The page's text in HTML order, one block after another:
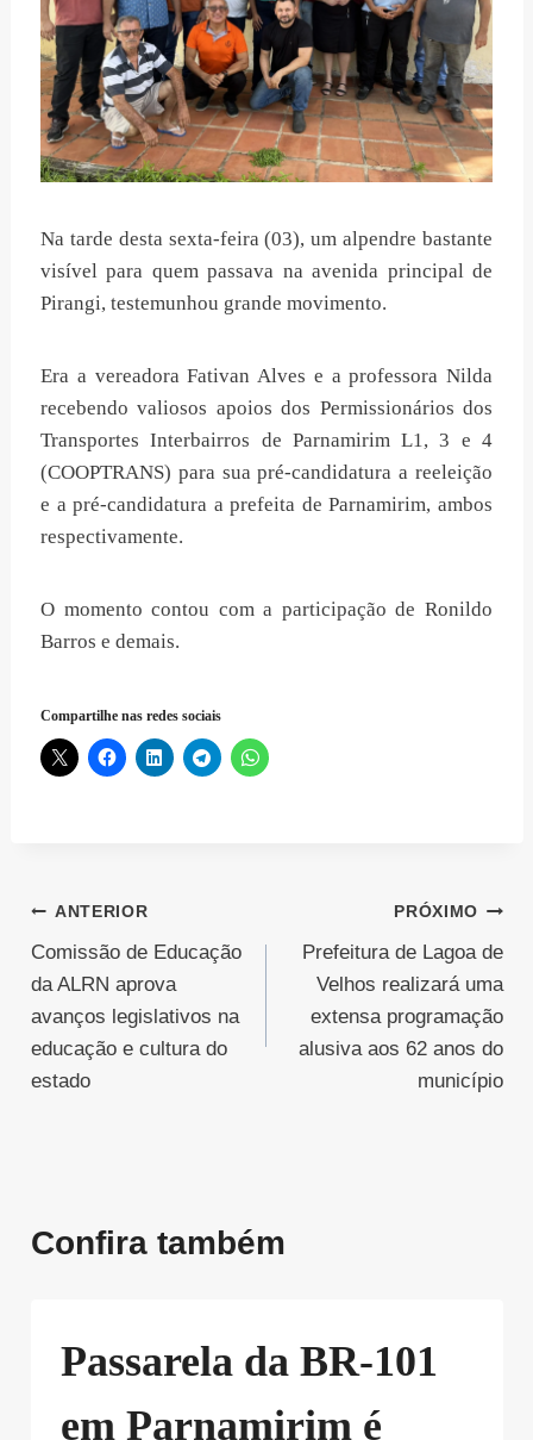
Na tarde desta sexta-feira (03), um alpendre bastante
visível para quem passava na avenida principal de
Pirangi, testemunhou grande movimento.
Era a vereadora Fativan Alves e a professora Nilda
recebendo valiosos apoios dos Permissionários dos
Transportes Interbairros de Parnamirim L1, 3 e 4
(COOPTRANS) para sua pré-candidatura a reeleição
e a pré-candidatura a prefeita de Parnamirim, ambos
respectivamente.
O momento contou com a participação de Ronildo
Barros e demais.
Compartilhe nas redes sociais
Navegação
de
Post
ANTERIOR
Comissão de Educação
da ALRN aprova
avanços legislativos na
educação e cultura do
estado
PRÓXIMO
Prefeitura de Lagoa de
Velhos realizará uma
extensa programação
alusiva aos 62 anos do
município
Confira também
Passarela da BR-101
em Parnamirim é